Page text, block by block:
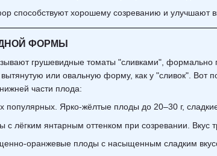
способствуют хорошему созреванию и улучшают
ФОРМЫ
грушевидные томаты "сливками",
или овальную форму, как у "сливок".
части плода:
популярных. Ярко-жёлтые плоды до 20–30 г,
с лёгким янтарным оттенком при созревании. Вкус
оранжевые плоды с насыщенным сладким